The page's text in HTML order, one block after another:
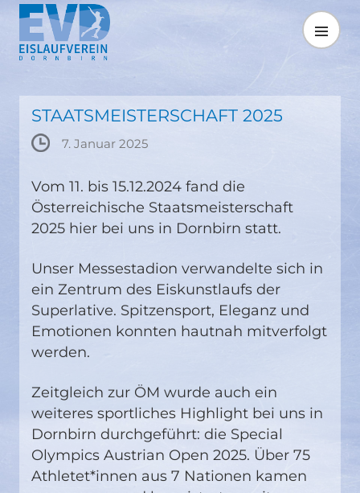
Springe
zum
Inhalt
MENÜ
STAATSMEISTERSCHAFT 2025
7. Januar 2025
Vom 11. bis 15.12.2024 fand die
Österreichische Staatsmeisterschaft
2025 hier bei uns in Dornbirn statt.
Unser Messestadion verwandelte sich in
ein Zentrum des Eiskunstlaufs der
Superlative. Spitzensport, Eleganz und
Emotionen konnten hautnah mitverfolgt
werden.
Zeitgleich zur ÖM wurde auch ein
weiteres sportliches Highlight bei uns in
Dornbirn durchgeführt: die Special
Olympics Austrian Open 2025. Über 75
Athletet*innen aus 7 Nationen kamen